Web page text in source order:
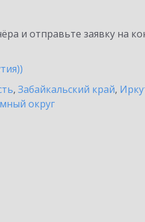
и отправьте заявку на
, Забайкальский край,
округ